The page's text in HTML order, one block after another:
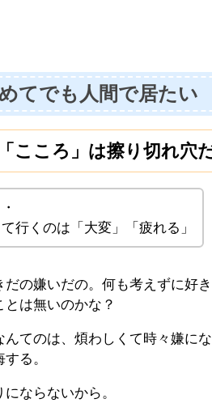
てでも人間で居たい
こころ」は擦り切れ穴
行くのは「大変」「疲れる」
の嫌いだの。何も考えずに好
は無いのかな？
てのは、煩わしくて時々嫌に
る。
ならないから。